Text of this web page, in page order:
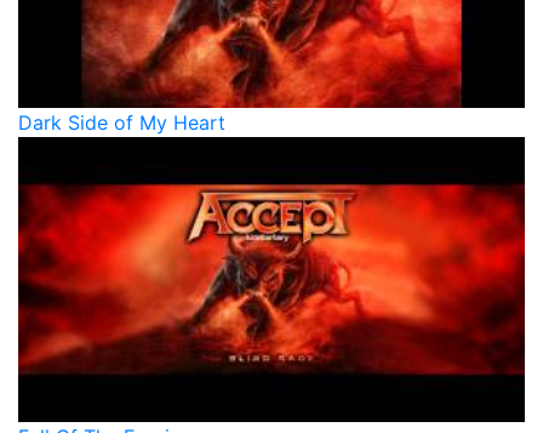
Dark Side of My Heart